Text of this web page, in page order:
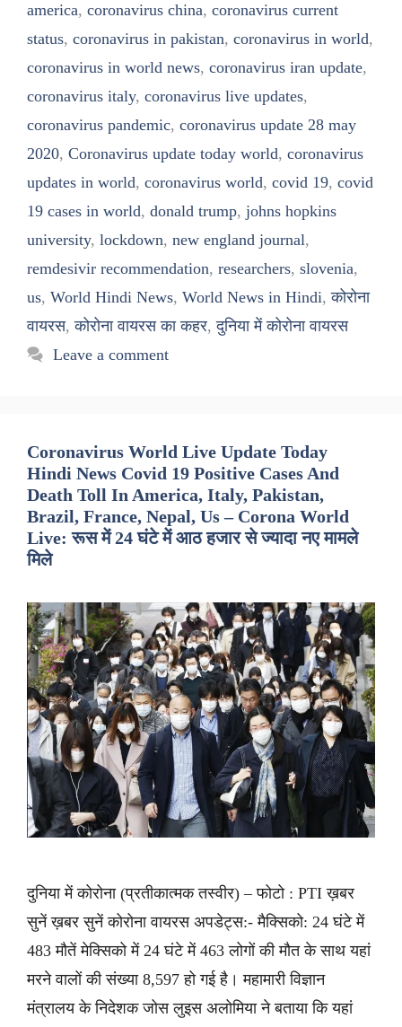
america, coronavirus china, coronavirus current
status, coronavirus in pakistan, coronavirus in world,
coronavirus in world news, coronavirus iran update,
coronavirus italy, coronavirus live updates,
coronavirus pandemic, coronavirus update 28 may
2020, Coronavirus update today world, coronavirus
updates in world, coronavirus world, covid 19, covid
19 cases in world, donald trump, johns hopkins
university, lockdown, new england journal,
remdesivir recommendation, researchers, slovenia,
us, World Hindi News, World News in Hindi,कोरोना
वायरस,कोरोना वायरस का कहर,दुनिया में कोरोना वायरस
Leave a comment
Coronavirus World Live Update Today
Hindi News Covid 19 Positive Cases And
Death Toll In America, Italy, Pakistan,
Brazil, France, Nepal, Us – Corona World
Live: रूस में 24 घंटे में आठ हजार से ज्यादा नए मामले
मिले
दुनिया में कोरोना (प्रतीकात्मक तस्वीर) – फोटो : PTI ख़बर
सुनें ख़बर सुनें कोरोना वायरस अपडेट्स:- मैक्सिको: 24 घंटे में
483 मौतें मेक्सिको में 24 घंटे में 463 लोगों की मौत के साथ यहां
मरने वालों की संख्या 8,597 हो गई है। महामारी विज्ञान
मंत्रालय के निदेशक जोस लुइस अलोमिया ने बताया कि यहां